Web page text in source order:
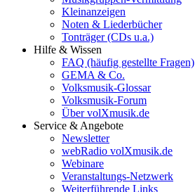
Kleinanzeigen
Noten & Liederbücher
Tonträger (CDs u.a.)
Hilfe & Wissen
FAQ (häufig gestellte Fragen)
GEMA & Co.
Volksmusik-Glossar
Volksmusik-Forum
Über volXmusik.de
Service & Angebote
Newsletter
webRadio volXmusik.de
Webinare
Veranstaltungs-Netzwerk
Weiterführende Links